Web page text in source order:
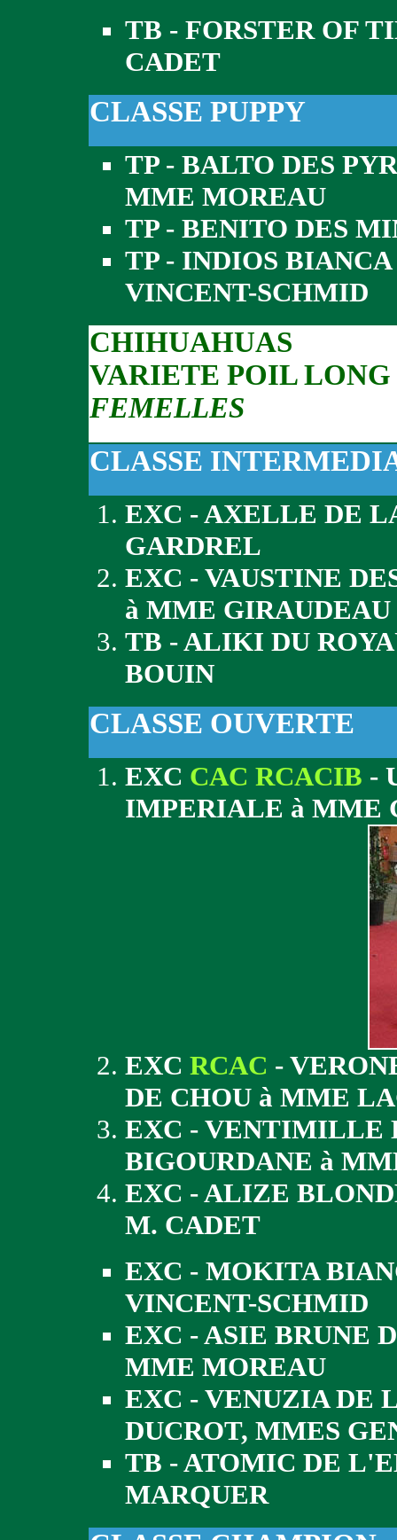
TB - FORSTER OF
CADET
CLASSE PUPPY
TP - BALTO DES
MME MOREAU
TP - BENITO DES
TP - INDIOS
VINCENT-SCHMID
CHIHUAHUAS
VARIETE POIL LONG
FEMELLES
CLASSE
EXC - AXELLE DE
GARDREL
EXC - VAUSTINE
à MME GIRAUDEAU
TB - ALIKI DU
BOUIN
CLASSE OUVERTE
EXC CAC RCACIB -
IMPERIALE à MME
EXC RCAC -
DE CHOU à MME
EXC - VENTIMILLE
BIGOURDANE à
EXC - ALIZE
M. CADET
EXC - MOKITA
VINCENT-SCHMID
EXC - ASIE BRUNE
MME MOREAU
EXC - VENUZIA DE
DUCROT, MMES
TB - ATOMIC DE
MARQUER